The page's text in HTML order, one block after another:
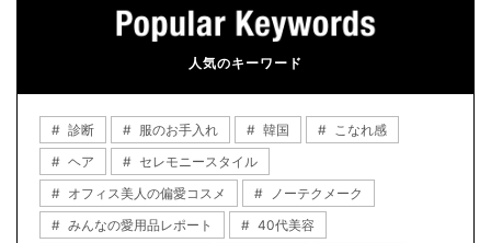
人気のキーワード
診断 服のお手入れ 韓国
こなれ感
ヘア
セレモニースタイル
オフィス美人の偏愛コスメ
ノーテクメーク
みんなの愛用品レポート
40代美容